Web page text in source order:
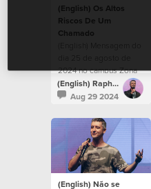
(English) Os Altos
Riscos De Um
Chamado
(English) Mensagem do
dia 25 de agosto de
2024 no campus Zona
Sul.
(English) Raphael Galante
Aug 29 2024
(English) Não se